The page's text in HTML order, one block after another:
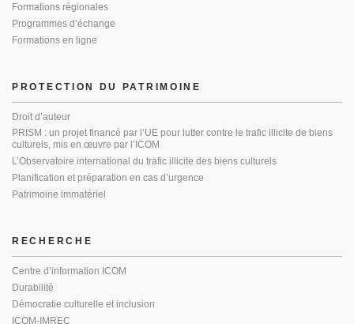
PROTECTION DU PATRIMOINE
Droit d’auteur
PRISM : un projet financé par l’UE pour lutter contre le trafic illicite de biens
culturels, mis en œuvre par l’ICOM
L’Observatoire international du trafic illicite des biens culturels
Planification et préparation en cas d’urgence
Patrimoine immatériel
Formations régionales
Programmes d’échange
Formations en ligne
RECHERCHE
Centre d’information ICOM
Durabilité
Démocratie culturelle et inclusion
ICOM-IMREC